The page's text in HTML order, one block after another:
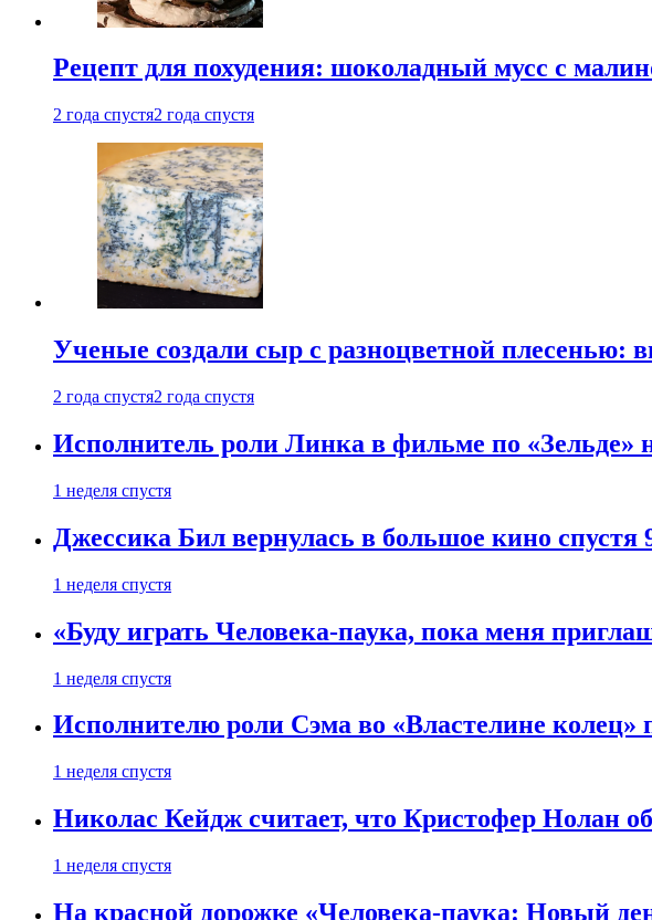
Рецепт для похудения: шоколадный мусс с
2 года спустя2 года спустя
Ученые создали сыр с разноцветной плесенью:
2 года спустя2 года спустя
Исполнитель роли Линка в фильме по
1 неделя спустя
Джессика Бил вернулась в большое кино спустя
1 неделя спустя
«Буду играть Человека-паука, пока меня
1 неделя спустя
Исполнителю роли Сэма во «Властелине колец»
1 неделя спустя
Николас Кейдж считает, что Кристофер Нолан
1 неделя спустя
На красной дорожке «Человека-паука: Новый